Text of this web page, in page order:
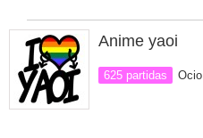
Anime yaoi
625 partidas Ocio